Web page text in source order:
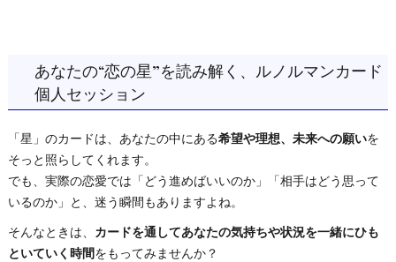
あなたの“恋の星”を読み解く、ルノルマンカード
個人セッション
「星」のカードは、あなたの中にある希望や理想、未来への願いを
そっと照らしてくれます。
でも、実際の恋愛では「どう進めばいいのか」「相手はどう思って
いるのか」と、迷う瞬間もありますよね。
そんなときは、 カードを通してあなたの気持ちや状況を一緒にひも
といていく時間をもってみませんか？